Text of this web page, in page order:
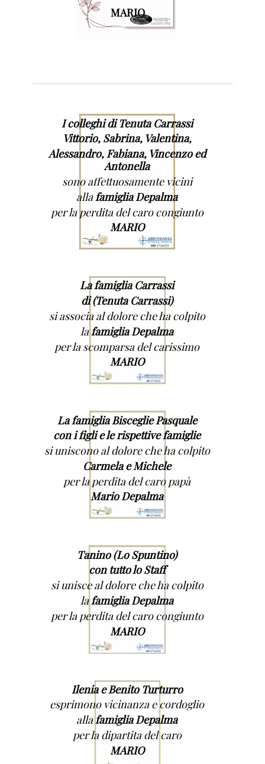
MARIO
I colleghi di Tenuta Carrassi
Vittorio, Sabrina, Valentina,
Alessandro, Fabiana, Vincenzo ed
Antonella
sono affettuosamente vicini
allafamiglia Depalma
per la perdita del caro congiunto
MARIO
La famiglia Carrassi
di (Tenuta Carrassi)
si associa al dolore che ha colpito
lafamiglia Depalma
per la scomparsa del carissimo
MARIO
La famiglia Bisceglie Pasquale
con i figli e le rispettive famiglie
si uniscono al dolore che ha colpito
Carmela e Michele
per la perdita del caro papà
Mario Depalma
Tanino (Lo Spuntino)
con tutto lo Staff
si unisce al dolore che ha colpito
la famiglia Depalma
per la perdita del caro congiunto
MARIO
Ilenia e Benito Turturro
esprimono vicinanza e cordoglio
allafamiglia Depalma
per la dipartita del caro
MARIO